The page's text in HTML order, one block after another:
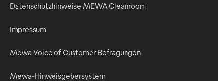
Datenschutzhinweise MEWA Cleanroom
Impressum
Mewa Voice of Customer Befragungen
Mewa-Hinweisgebersystem